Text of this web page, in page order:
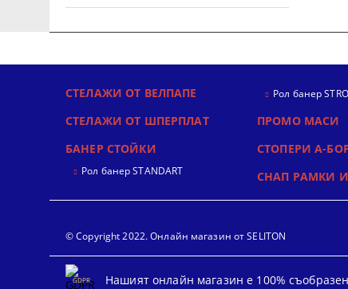
СТЕЛАЖИ ОТ ВЕЛПАПЕ
СТЕЛАЖИ ОТ ШПЕРПЛАТ
БАНЕР СТОЙКИ
Рол банер STANDART
Рол банер
ПРОМО МАСИ
СТОПЕРИ А-
СНАП РАМКИ
© Copyright 2022. Онлайн магазин от SELITON
GDPR Нашият онлайн магазин е 100% съобразен